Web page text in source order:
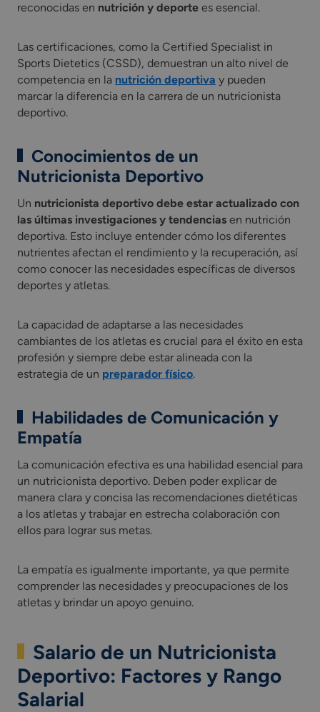
reconocidas en nutrición y deporte es esencial.
Las certificaciones, como la Certified Specialist in
Sports Dietetics (CSSD), demuestran un alto nivel de
competencia en la nutrición deportiva y pueden
marcar la diferencia en la carrera de un nutricionista
deportivo.
Conocimientos de un
Nutricionista Deportivo
Un nutricionista deportivo debe estar actualizado con
las últimas investigaciones y tendencias en nutrición
deportiva. Esto incluye entender cómo los diferentes
nutrientes afectan el rendimiento y la recuperación, así
como conocer las necesidades específicas de diversos
deportes y atletas.
La capacidad de adaptarse a las necesidades
cambiantes de los atletas es crucial para el éxito en esta
profesión y siempre debe estar alineada con la
estrategia de un preparador físico.
Habilidades de Comunicación y
Empatía
La comunicación efectiva es una habilidad esencial para
un nutricionista deportivo. Deben poder explicar de
manera clara y concisa las recomendaciones dietéticas
a los atletas y trabajar en estrecha colaboración con
ellos para lograr sus metas.
La empatía es igualmente importante, ya que permite
comprender las necesidades y preocupaciones de los
atletas y brindar un apoyo genuino.
Salario de un Nutricionista
Deportivo: Factores y Rango
Salarial